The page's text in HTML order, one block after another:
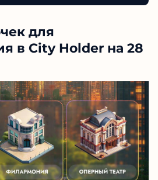
для
в City Holder на 28